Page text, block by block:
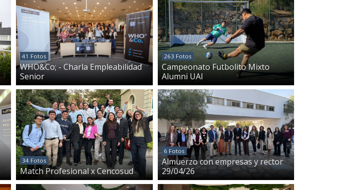
41 Fotos
WHO&Co; - Charla Empleabilidad
Senior
263 Fotos
Campeonato Futbolito Mixto
Alumni UAI
34 Fotos
Match Profesional x Cencosud
6 Fotos
Almuerzo con empresas y rector
29/04/26